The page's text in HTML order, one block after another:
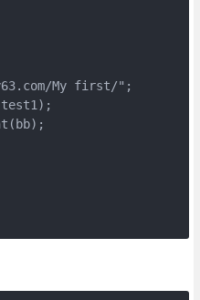
My first/";